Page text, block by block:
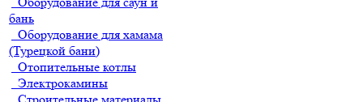
бань
Оборудование для хамама
(Турецкой бани)
Отопительные котлы
Электрокамины